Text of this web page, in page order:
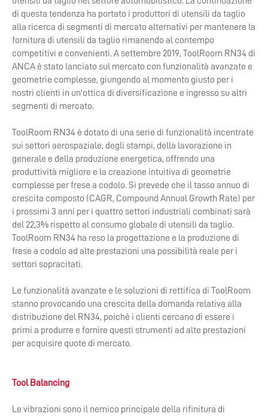
di questa tendenza ha portato i produttori di utensili da taglio
alla ricerca di segmenti di mercato alternativi per mantenere la
fornitura di utensili da taglio rimanendo al contempo
competitivi e convenienti. A settembre 2019, ToolRoom RN34 di
ANCA è stato lanciato sul mercato con funzionalità avanzate e
geometrie complesse, giungendo al momento giusto per i
nostri clienti in un'ottica di diversificazione e ingresso su altri
segmenti di mercato.
ToolRoom RN34 è dotato di una serie di funzionalità incentrate
sui settori aerospaziale, degli stampi, della lavorazione in
generale e della produzione energetica, offrendo una
produttività migliore e la creazione intuitiva di geometrie
complesse per frese a codolo. Si prevede che il tasso annuo di
crescita composto (CAGR, Compound Annual Growth Rate) per
i prossimi 3 anni per i quattro settori industriali combinati sarà
del 22,3% rispetto al consumo globale di utensili da taglio.
ToolRoom RN34 ha reso la progettazione e la produzione di
frese a codolo ad alte prestazioni una possibilità reale per i
settori sopracitati.
Le funzionalità avanzate e le soluzioni di rettifica di ToolRoom
stanno provocando una crescita della domanda relativa alla
distribuzione del RN34, poiché i clienti cercano di essere i
primi a produrre e fornire questi strumenti ad alte prestazioni
per acquisire quote di mercato.
Tool Balancing
Le vibrazioni sono il nemico principale della rifinitura di